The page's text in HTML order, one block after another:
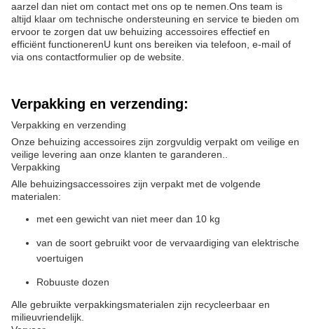
aarzel dan niet om contact met ons op te nemen.Ons team is
altijd klaar om technische ondersteuning en service te bieden om
ervoor te zorgen dat uw behuizing accessoires effectief en
efficiënt functionerenU kunt ons bereiken via telefoon, e-mail of
via ons contactformulier op de website.
Verpakking en verzending:
Verpakking en verzending
Onze behuizing accessoires zijn zorgvuldig verpakt om veilige en
veilige levering aan onze klanten te garanderen..
Verpakking
Alle behuizingsaccessoires zijn verpakt met de volgende
materialen:
met een gewicht van niet meer dan 10 kg
van de soort gebruikt voor de vervaardiging van elektrische
voertuigen
Robuuste dozen
Alle gebruikte verpakkingsmaterialen zijn recycleerbaar en
milieuvriendelijk.